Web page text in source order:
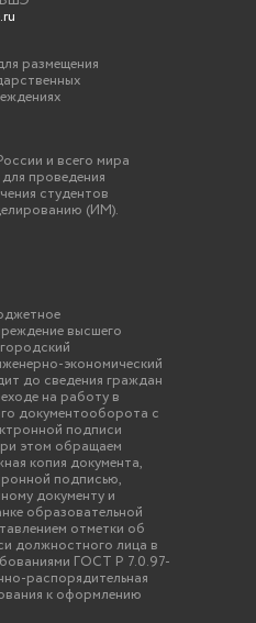
размещения
и всего мира
проведения
студентов
(ИМ).
высшего
экономический
до сведения граждан
на работу в
документооборота с
подписи
этом обращаем
копия документа,
подписью,
документу и
образовательной
отметки об
должностного лица в
ГОСТ Р 7.0.97-
распорядительная
к оформлению